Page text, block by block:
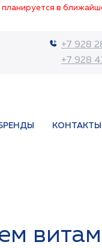
в
+7 928
+7 928
КОНТАКТЫ